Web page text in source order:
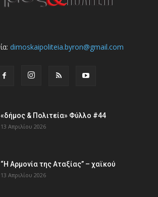
dimoskaipoliteia.byron@gmail.com
«δήμος & Πολιτεία» Φύλλο #44
13 Απριλίου 2026
“Η Αρμονία της Αταξίας” – χαϊκού
13 Απριλίου 2026